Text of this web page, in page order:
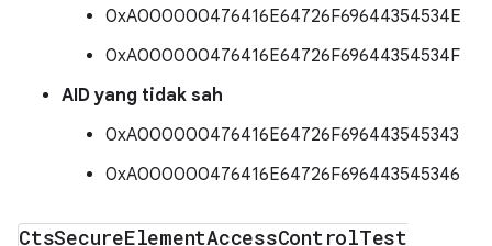
0xA000000476416E64726F69644354534E
0xA000000476416E64726F69644354534F
AID yang tidak sah
0xA000000476416E64726F696443545343
0xA000000476416E64726F696443545346
CtsSecureElementAccessControlTest